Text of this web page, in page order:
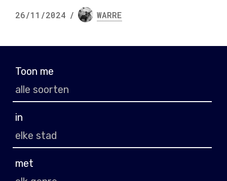
26/11/2024 / WARRE
Toon me
in
met